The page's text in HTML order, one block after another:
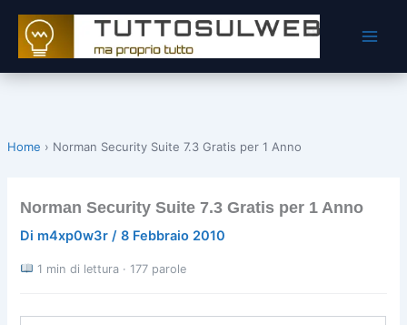
contenuto
Home › Norman Security Suite 7.3 Gratis per 1 Anno
Norman Security Suite 7.3 Gratis per 1 Anno
Di m4xp0w3r/8 Febbraio 2010
1 min di lettura · 177 parole